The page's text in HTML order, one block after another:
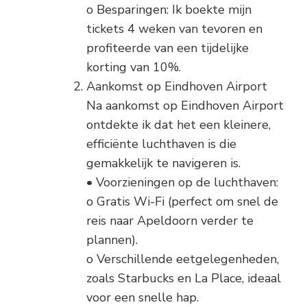
o Besparingen: Ik boekte mijn
tickets 4 weken van tevoren en
profiteerde van een tijdelijke
korting van 10%.
Aankomst op Eindhoven Airport
Na aankomst op Eindhoven Airport
ontdekte ik dat het een kleinere,
efficiënte luchthaven is die
gemakkelijk te navigeren is.
• Voorzieningen op de luchthaven:
o Gratis Wi-Fi (perfect om snel de
reis naar Apeldoorn verder te
plannen).
o Verschillende eetgelegenheden,
zoals Starbucks en La Place, ideaal
voor een snelle hap.